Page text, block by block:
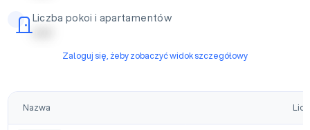
Liczba pokoi i apartamentów
| | | | |
Zaloguj się, żeby zobaczyć widok szczegółowy
Nazwa